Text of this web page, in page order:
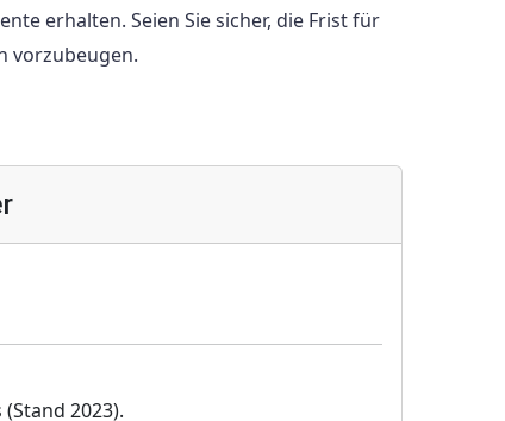
erhalten. Seien Sie sicher, die Frist für
vorzubeugen.
2023).